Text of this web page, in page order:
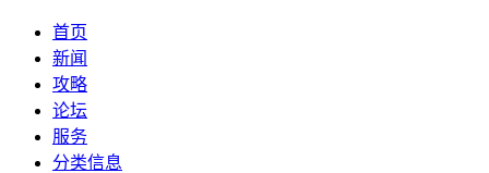
首页
新闻
攻略
论坛
服务
分类信息